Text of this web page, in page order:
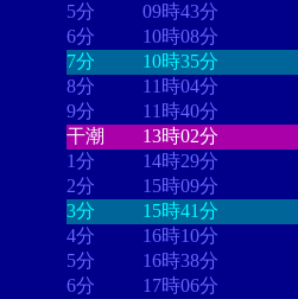
5分
09時43分
6分
10時08分
7分
10時35分
8分
11時04分
9分
11時40分
干潮
13時02分
1分
14時29分
2分
15時09分
3分
15時41分
4分
16時10分
5分
16時38分
6分
17時06分